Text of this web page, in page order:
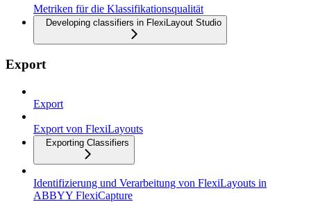
Metriken für die Klassifikationsqualität
Developing classifiers in FlexiLayout Studio
Export
Export
Export von FlexiLayouts
Exporting Classifiers
Identifizierung und Verarbeitung von FlexiLayouts in
ABBYY FlexiCapture